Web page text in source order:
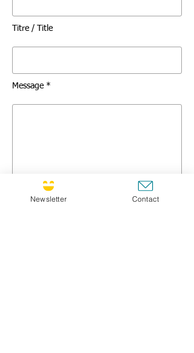
Titre / Title
Message *
Newsletter Contact